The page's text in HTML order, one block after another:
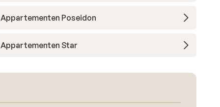
Appartementen Poseidon
Appartementen Star